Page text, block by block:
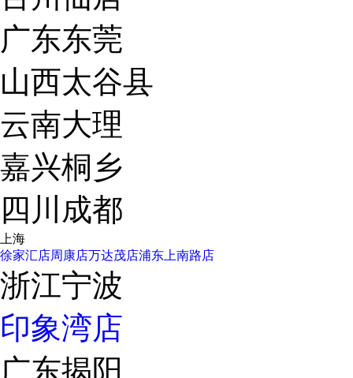
广东东莞
山西太谷县
云南大理
嘉兴桐乡
四川成都
上海
徐家汇店周康店万达茂店浦东上南路店
浙江宁波
印象湾店
广东揭阳